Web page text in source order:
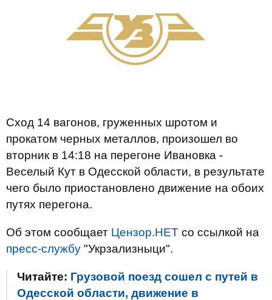
Сход 14 вагонов, груженных шротом и
прокатом черных металлов, произошел во
вторник в 14:18 на перегоне Ивановка -
Веселый Кут в Одесской области, в результате
чего было приостановлено движение на обоих
путях перегона.
Об этом сообщает Цензор.НЕТ со ссылкой на
пресс-службу "Укрзализныци".
Читайте: Грузовой поезд сошел с путей в
Одесской области, движение в